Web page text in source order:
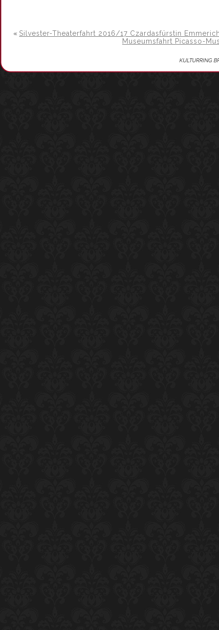
« Silvester-Theaterfahrt 2016/17 Czardasfürstin
Museumsfahrt Picasso-
KULTURRING